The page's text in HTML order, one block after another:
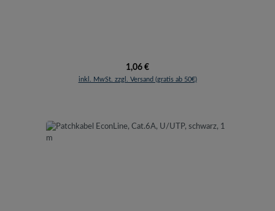
Regulärer Preis:
1,06 €
inkl. MwSt. zzgl. Versand (gratis ab 50€)